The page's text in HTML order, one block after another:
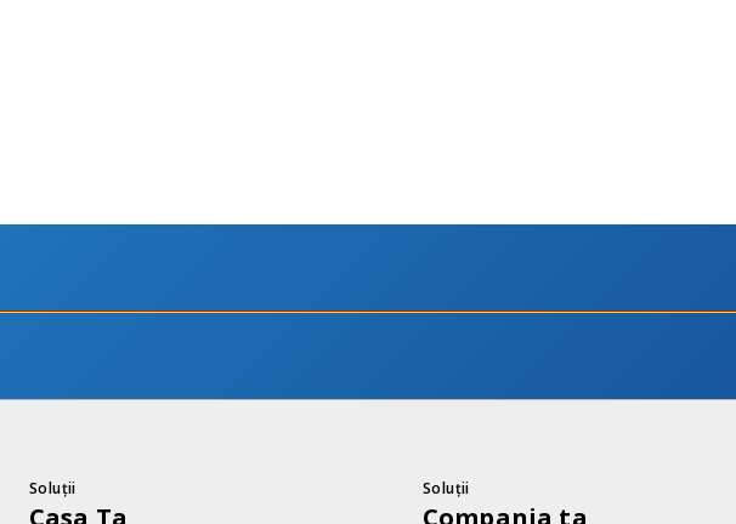
Soluții
Casa Ta
Soluții
Compania ta